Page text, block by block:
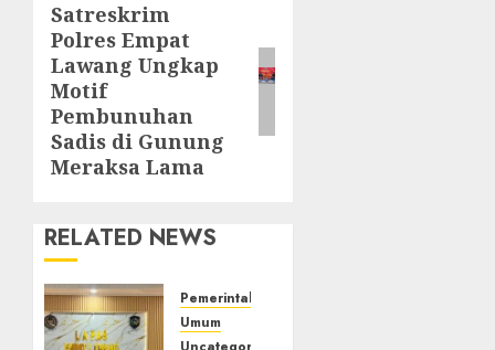
Next
post:
‎Satreskrim
Polres Empat
Lawang Ungkap
Motif
Pembunuhan
Sadis di Gunung
Meraksa Lama‎
RELATED NEWS
Pemerintahan
Umum